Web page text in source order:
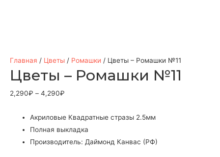
Главная / Цветы / Ромашки / Цветы – Ромашки №11
Цветы – Ромашки №11
2,290₽ – 4,290₽
Акриловые Квадратные стразы 2.5мм
Полная выкладка
Производитель: Даймонд Канвас (РФ)